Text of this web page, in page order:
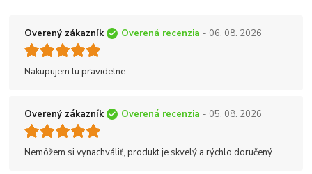
Overený zákazník Overená recenzia - 06. 08. 2026
Nakupujem tu pravidelne
Overený zákazník Overená recenzia - 05. 08. 2026
Nemôžem si vynachváliť, produkt je skvelý a rýchlo doručený.